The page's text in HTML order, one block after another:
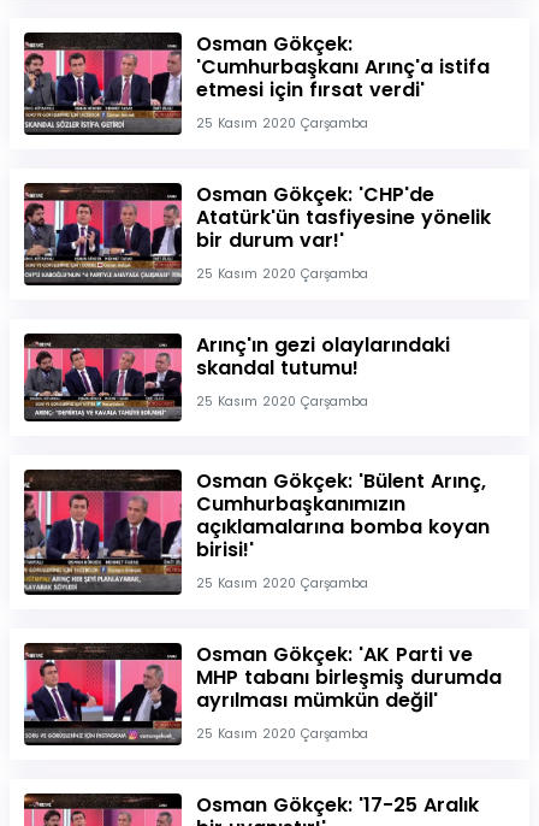
Osman Gökçek:
'Cumhurbaşkanı Arınç'a istifa
etmesi için fırsat verdi'
25 Kasım 2020 Çarşamba
Osman Gökçek: 'CHP'de
Atatürk'ün tasfiyesine yönelik
bir durum var!'
25 Kasım 2020 Çarşamba
Arınç'ın gezi olaylarındaki
skandal tutumu!
25 Kasım 2020 Çarşamba
Osman Gökçek: 'Bülent Arınç,
Cumhurbaşkanımızın
açıklamalarına bomba koyan
birisi!'
25 Kasım 2020 Çarşamba
Osman Gökçek: 'AK Parti ve
MHP tabanı birleşmiş durumda
ayrılması mümkün değil'
25 Kasım 2020 Çarşamba
Osman Gökçek: '17-25 Aralık